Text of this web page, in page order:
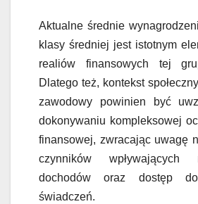
Aktualne średnie
klasy średniej jest istotnym
realiów finansowych tej
Dlatego też, kontekst
zawodowy powinien być
dokonywaniu kompleksowej
finansowej, zwracając uwagę
czynników
dochodów oraz dostęp do
świadczeń.